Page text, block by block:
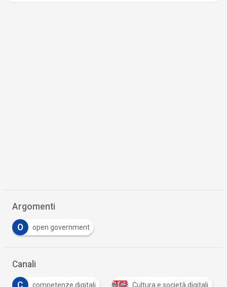
Argomenti
O open government
Canali
Cultura e società digitali Industria 5.0/